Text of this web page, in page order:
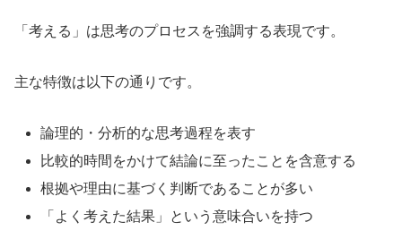
「考える」は思考のプロセスを強調する表現です。
主な特徴は以下の通りです。
論理的・分析的な思考過程を表す
比較的時間をかけて結論に至ったことを含意する
根拠や理由に基づく判断であることが多い
「よく考えた結果」という意味合いを持つ